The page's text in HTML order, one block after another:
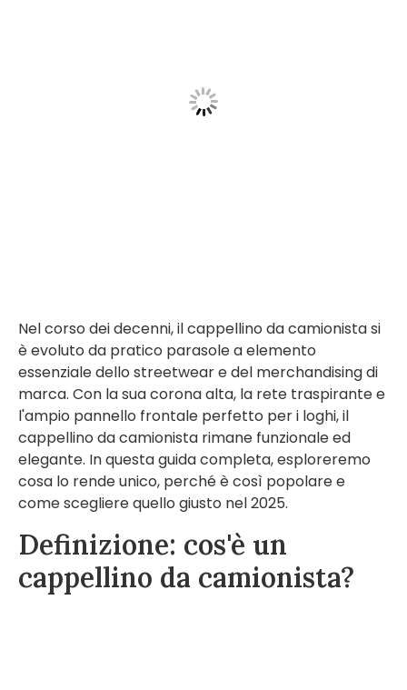
Nel corso dei decenni, il cappellino da camionista si
è evoluto da pratico parasole a elemento
essenziale dello streetwear e del merchandising di
marca. Con la sua corona alta, la rete traspirante e
l'ampio pannello frontale perfetto per i loghi, il
cappellino da camionista rimane funzionale ed
elegante. In questa guida completa, esploreremo
cosa lo rende unico, perché è così popolare e
come scegliere quello giusto nel 2025.
Definizione: cos'è un
cappellino da camionista?